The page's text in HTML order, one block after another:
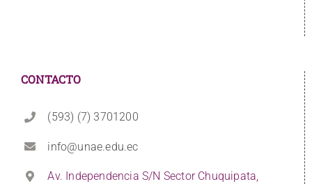
CONTACTO
(593) (7) 3701200
info@unae.edu.ec
Av. Independencia S/N Sector Chuquipata,